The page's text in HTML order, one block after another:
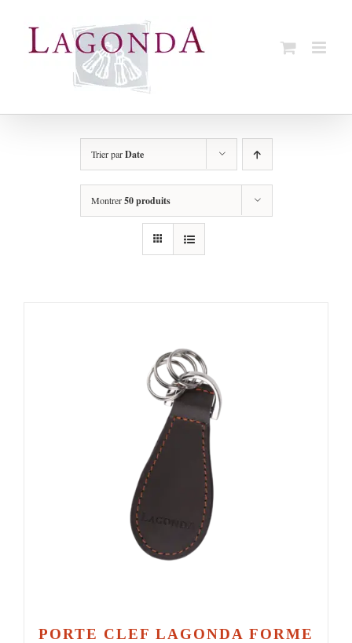
Trier parDate
Montrer50 produits
PORTE CLEF LAGONDA FORME